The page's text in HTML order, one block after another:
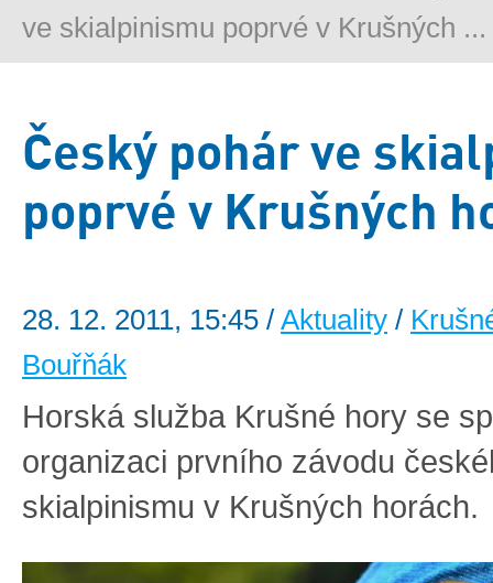
ve skialpinismu poprvé v Krušných ...
Český pohár ve
poprvé v Krušných
28. 12. 2011, 15:45 / Aktuality /
Bouřňák
Horská služba Krušné hory se
organizaci prvního závodu
skialpinismu v Krušných horách.